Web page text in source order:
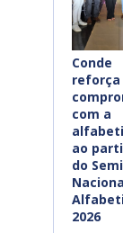
Conde
reforça
com a
ao
do
2026